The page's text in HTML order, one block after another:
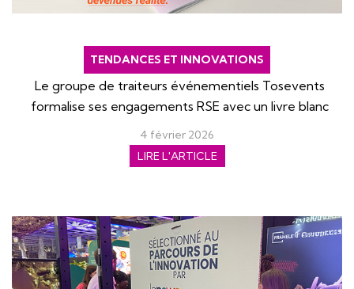
TENDANCES ET INNOVATIONS
Le groupe de traiteurs événementiels Tosevents
formalise ses engagements RSE avec un livre blanc
4 février 2026
LIRE L'ARTICLE